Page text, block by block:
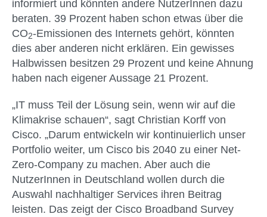
informiert und könnten andere NutzerInnen dazu
beraten. 39 Prozent haben schon etwas über die
CO2-Emissionen des Internets gehört, könnten
dies aber anderen nicht erklären. Ein gewisses
Halbwissen besitzen 29 Prozent und keine Ahnung
haben nach eigener Aussage 21 Prozent.
„IT muss Teil der Lösung sein, wenn wir auf die
Klimakrise schauen“, sagt Christian Korff von
Cisco. „Darum entwickeln wir kontinuierlich unser
Portfolio weiter, um Cisco bis 2040 zu einer Net-
Zero-Company zu machen. Aber auch die
NutzerInnen in Deutschland wollen durch die
Auswahl nachhaltiger Services ihren Beitrag
leisten. Das zeigt der Cisco Broadband Survey